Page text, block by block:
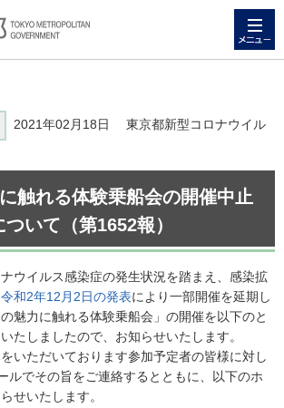
2021年02月18日 東京都新型コロナウイル
触れる体験乗船会の開催中止
ついて（第1652報）
ウイルス感染症の発生状況を踏まえ、感染拡
令和2年12月2日の発表により一部開催を延期し
魅力に触れる体験乗船会」の開催を以下のと
たしましたので、お知らせいたします。
いただいております参加予定者の皆様に対し
ルでその旨をご連絡するとともに、以下のホ
せいたします。